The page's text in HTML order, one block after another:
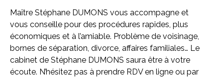
Maître Stéphane DUMONS vous accompagne et
vous conseille pour des procédures rapides, plus
économiques et à l’amiable. Problème de voisinage,
bornes de séparation, divorce, affaires familiales… Le
cabinet de Stéphane DUMONS saura être à votre
écoute. N’hésitez pas à prendre RDV en ligne ou par